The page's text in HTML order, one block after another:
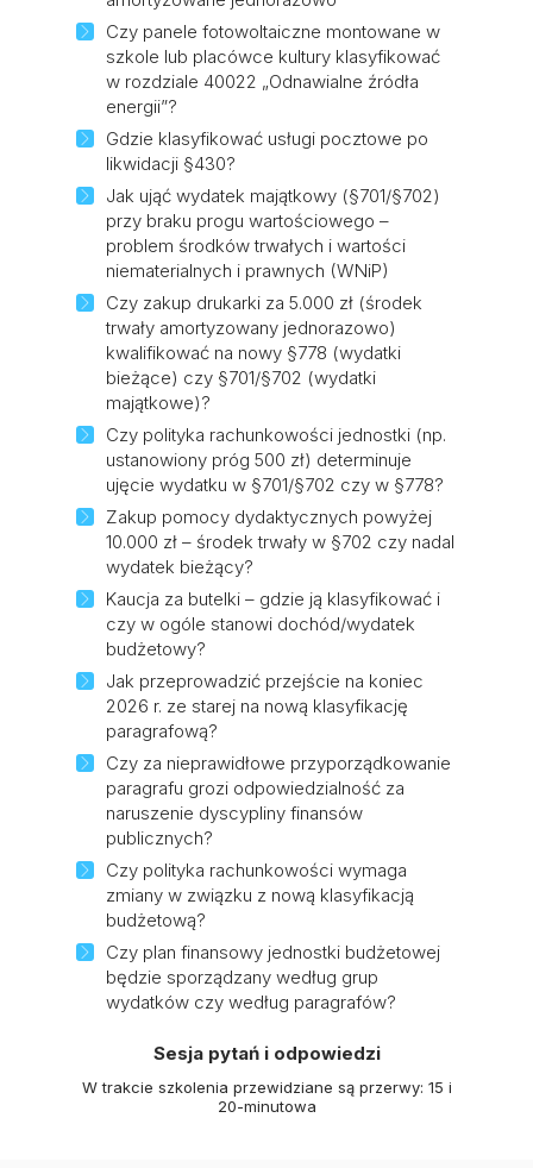
Czy panele fotowoltaiczne montowane w
szkole lub placówce kultury klasyfikować
w rozdziale 40022 „Odnawialne źródła
energii”?
Gdzie klasyfikować usługi pocztowe po
likwidacji §430?
Jak ująć wydatek majątkowy (§701/§702)
przy braku progu wartościowego –
problem środków trwałych i wartości
niematerialnych i prawnych (WNiP)
Czy zakup drukarki za 5.000 zł (środek
trwały amortyzowany jednorazowo)
kwalifikować na nowy §778 (wydatki
bieżące) czy §701/§702 (wydatki
majątkowe)?
Czy polityka rachunkowości jednostki (np.
ustanowiony próg 500 zł) determinuje
ujęcie wydatku w §701/§702 czy w §778?
Zakup pomocy dydaktycznych powyżej
10.000 zł – środek trwały w §702 czy nadal
wydatek bieżący?
Kaucja za butelki – gdzie ją klasyfikować i
czy w ogóle stanowi dochód/wydatek
budżetowy?
Jak przeprowadzić przejście na koniec
2026 r. ze starej na nową klasyfikację
paragrafową?
Czy za nieprawidłowe przyporządkowanie
paragrafu grozi odpowiedzialność za
naruszenie dyscypliny finansów
publicznych?
Czy polityka rachunkowości wymaga
zmiany w związku z nową klasyfikacją
budżetową?
Czy plan finansowy jednostki budżetowej
będzie sporządzany według grup
wydatków czy według paragrafów?
W trakcie szkolenia przewidziane są przerwy: 15 i
20-minutowa
Sesja pytań i odpowiedzi